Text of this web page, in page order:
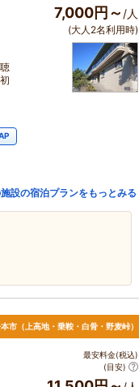
7,000円～/人
(大人2名利用時)
設の宿泊プランをもっとみる
市（上高地・乗鞍・白骨・野麦峠）
最安料金(税込)
(目安)